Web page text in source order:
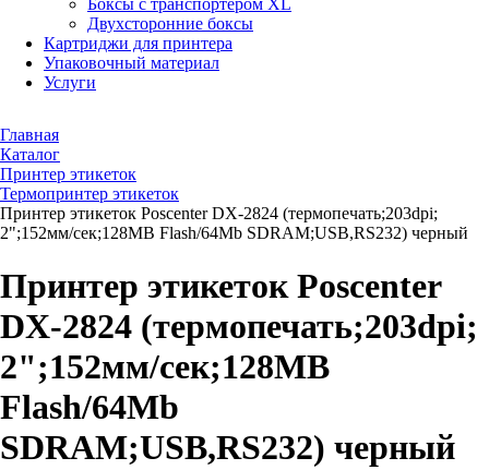
Боксы с транспортёром XL
Двухсторонние боксы
Картриджи для принтера
Упаковочный материал
Услуги
Главная
Каталог
Принтер этикеток
Термопринтер этикеток
Принтер этикеток Poscenter DX-2824 (термопечать;203dpi;
2";152мм/сек;128MB Flash/64Mb SDRAM;USB,RS232) черный
Принтер этикеток Poscenter
DX-2824 (термопечать;203dpi;
2";152мм/сек;128MB
Flash/64Mb
SDRAM;USB,RS232) черный